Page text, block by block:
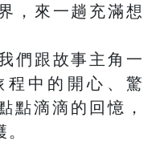
，來一趟充滿想
們跟故事主角一
程中的開心、驚
滴滴的回憶，